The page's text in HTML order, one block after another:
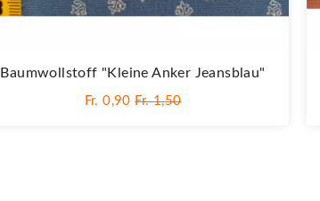
Baumwollstoff "Kleine Anker Jeansblau"
Fr. 0,90 Fr. 1,50